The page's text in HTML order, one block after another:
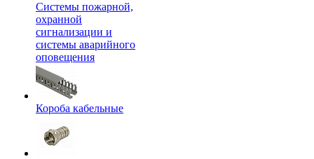
Системы пожарной,
охранной
сигнализации и
системы аварийного
оповещения
Короба кабельные